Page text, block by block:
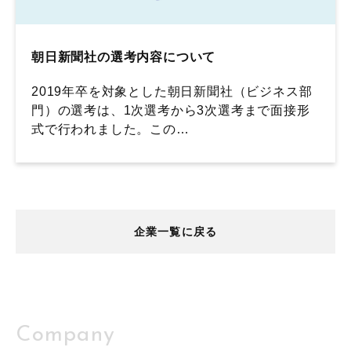
朝日新聞社の選考内容について
2019年卒を対象とした朝日新聞社（ビジネス部
門）の選考は、1次選考から3次選考まで面接形
式で行われました。この…
企業一覧に戻る
Company